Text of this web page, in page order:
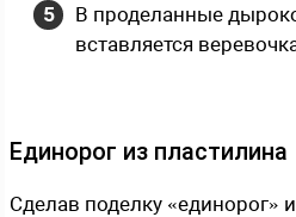
В проделанные
вставляется
Единорог из пластилина
Сделав поделку «единорог»